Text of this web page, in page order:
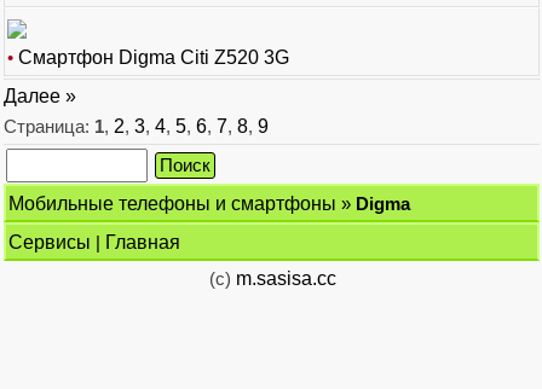
• Смартфон Digma Citi Z520 3G
Далее »
Страница: 1, 2, 3, 4, 5, 6, 7, 8, 9
Мобильные телефоны и смартфоны » Digma
Сервисы | Главная
(c) m.sasisa.cc